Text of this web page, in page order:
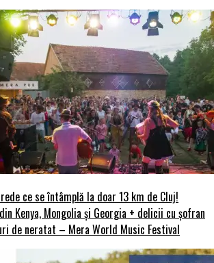
ce se întâmplă la doar 13 km de Cluj!
Kenya, Mongolia și Georgia + delicii cu șofran
de neratat – Mera World Music Festival